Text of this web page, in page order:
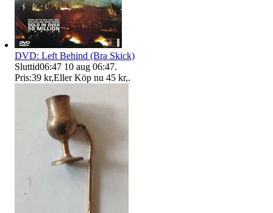
DVD: Left Behind (Bra Skick)
Sluttid06:47 10 aug 06:47.
Pris:39 kr,Eller Köp nu 45 kr,.